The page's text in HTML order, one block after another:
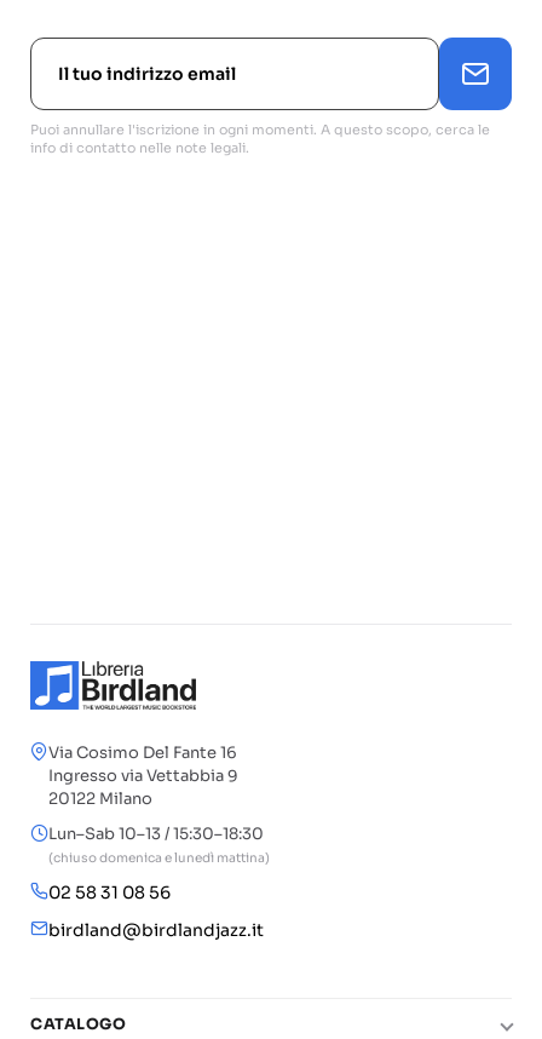
Puoi annullare l'iscrizione in ogni momenti. A questo scopo, cerca le
info di contatto nelle note legali.
Via Cosimo Del Fante 16
Ingresso via Vettabbia 9
20122 Milano
Lun–Sab 10–13 / 15:30–18:30
(chiuso domenica e lunedì mattina)
02 58 31 08 56
birdland@birdlandjazz.it
CATALOGO